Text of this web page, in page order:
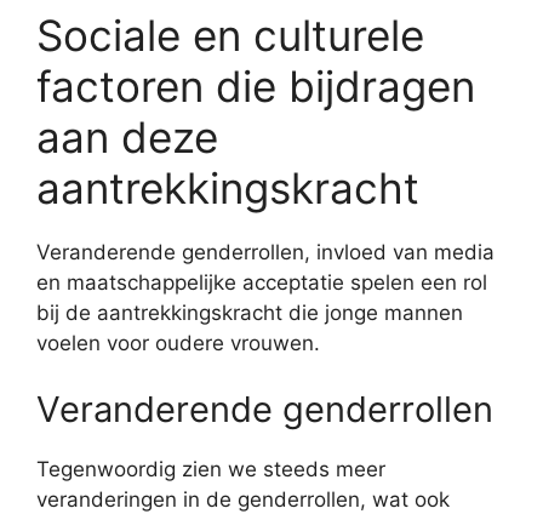
Sociale en culturele
factoren die bijdragen
aan deze
aantrekkingskracht
Veranderende genderrollen, invloed van media
en maatschappelijke acceptatie spelen een rol
bij de aantrekkingskracht die jonge mannen
voelen voor oudere vrouwen.
Veranderende genderrollen
Tegenwoordig zien we steeds meer
veranderingen in de genderrollen, wat ook